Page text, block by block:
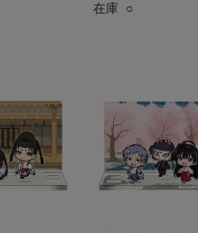
在庫 ○